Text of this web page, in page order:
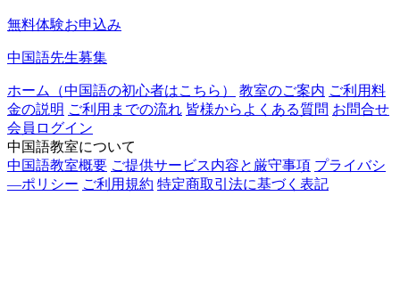
無料体験お申込み
中国語先生募集
ホーム（中国語の初心者はこちら） 教室のご案内 ご利用料
金の説明 ご利用までの流れ 皆様からよくある質問 お問合せ
会員ログイン
中国語教室について
中国語教室概要 ご提供サービス内容と厳守事項 プライバシ
―ポリシー ご利用規約 特定商取引法に基づく表記